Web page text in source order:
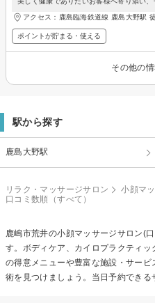
アクセス：鹿島臨海鉄道線 鹿島大野駅
ポイントが貯まる・使える
その他の
駅から探す
鹿島大野駅
リラク・マッサージサロン 小顔マ
口コミ数順（すべて）
鹿嶋市荒井の小顔マッサージサロン(
す。ボディケア、カイロプラクティ
の得意メニューや豊富な施設・サー
術を見つけましょう。当日予約できる